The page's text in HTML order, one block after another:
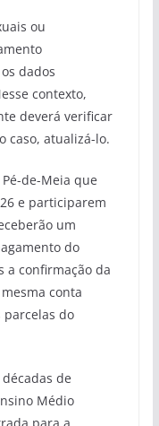
ou
dados
contexto,
deverá verificar
caso, atualizá-lo.
de-Meia que
e participarem
um
do
a confirmação da
conta
do
de
Médio